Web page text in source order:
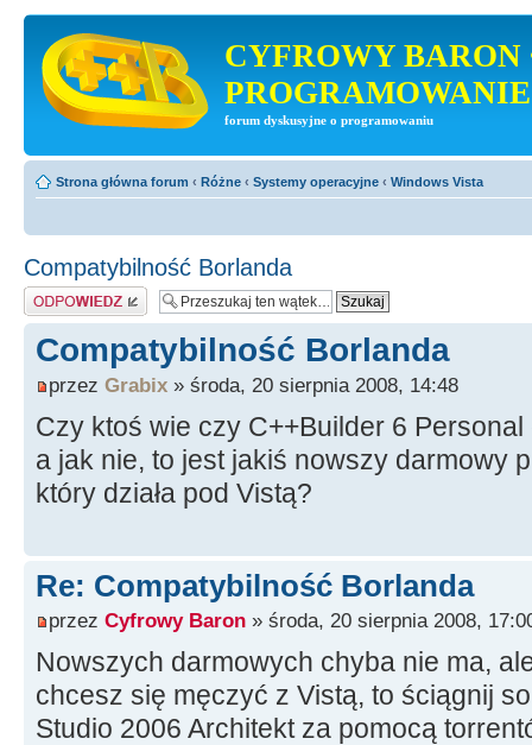
CYFROWY BARON
PROGRAMOWANIE
forum dyskusyjne o programowaniu
Strona główna forum ‹ Różne ‹ Systemy operacyjne ‹ Windows Vista
Compatybilność Borlanda
Odpowiedz
Compatybilność Borlanda
przez Grabix » środa, 20 sierpnia 2008, 14:48
Czy ktoś wie czy C++Builder 6 Personal
a jak nie, to jest jakiś nowszy darmowy
który działa pod Vistą?
Re: Compatybilność Borlanda
przez Cyfrowy Baron » środa, 20 sierpnia 2008,
Nowszych darmowych chyba nie ma,
chcesz się męczyć z Vistą, to ściągnij
Studio 2006 Architekt za pomocą